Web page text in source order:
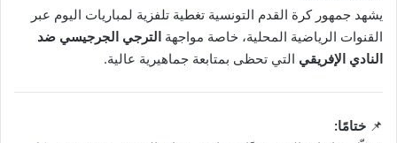
يشهد جمهور كرة القدم التونسية تغطية تلفزية لمباريات اليوم عبر
القنوات الرياضية المحلية، خاصة مواجهة الترجي الجرجيسي ضد
النادي الإفريقي التي تحظى بمتابعة جماهيرية عالية.
📌 ختامًا: